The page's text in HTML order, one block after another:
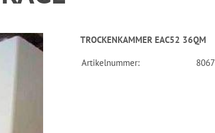
TROCKENKAMMER EAC52 36QM
Artikelnummer: 8067